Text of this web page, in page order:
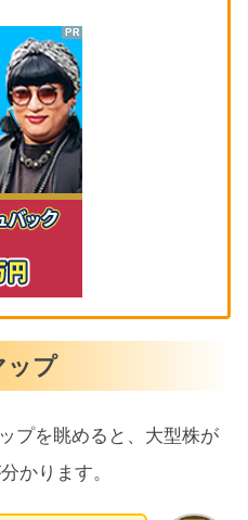
ップ
プを眺めると、大型株が
かります。